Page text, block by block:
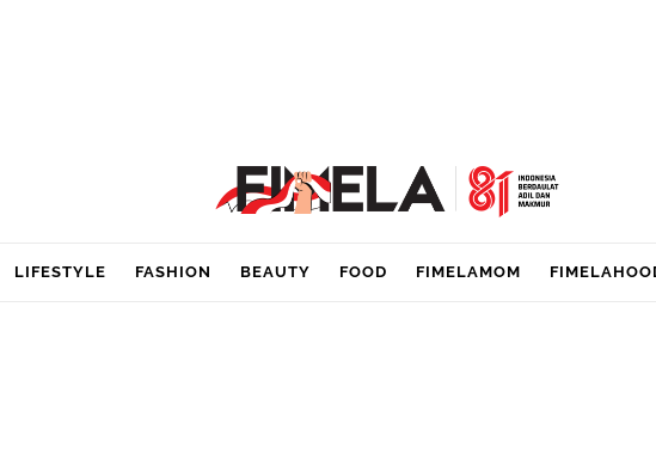
LIFESTYLE FASHION BEAUTY FOOD FIMELAMOM